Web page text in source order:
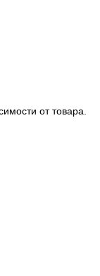
от товара.